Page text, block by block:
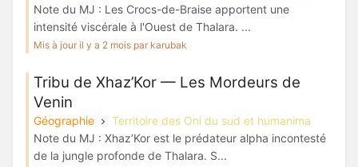
Note du MJ : Les Crocs-de-Braise apportent une
intensité viscérale à l'Ouest de Thalara. ...
Mis à jour il y a 2 mois par karubak
Tribu de Xhaz’Kor — Les Mordeurs de
Venin
Géographie
Territoire des Oni du sud et humanima
Note du MJ : Xhaz’Kor est le prédateur alpha incontesté
de la jungle profonde de Thalara. S...